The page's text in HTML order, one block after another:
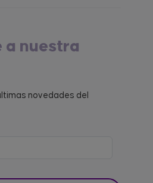
a nuestra
novedades del